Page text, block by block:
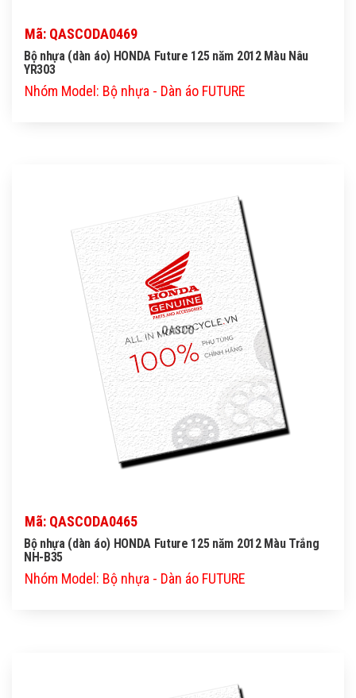
Mã: QASCODA0469
Bộ nhựa (dàn áo) HONDA Future 125 năm 2012 Màu Nâu
YR303
Nhóm Model: Bộ nhựa - Dàn áo FUTURE
QASCO
Mã: QASCODA0465
Bộ nhựa (dàn áo) HONDA Future 125 năm 2012 Màu Trắng
NH-B35
Nhóm Model: Bộ nhựa - Dàn áo FUTURE